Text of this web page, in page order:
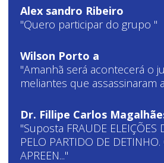
Alex sandro Ribeiro
"Quero participar do grupo "
Wilson Porto a
"Amanhã será acontecerá o
meliantes que assassinaram
Dr. Fillipe Carlos
"Suposta FRAUDE ELEIÇÕES
PELO PARTIDO DE
APREEN..."